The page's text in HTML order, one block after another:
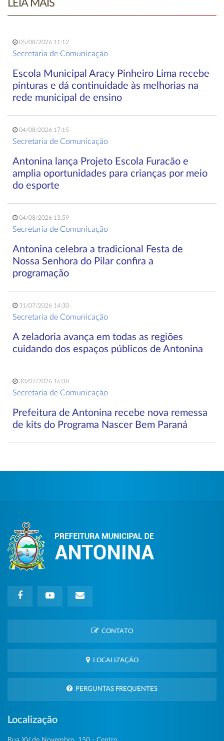
LEIA MAIS
05/08/2026 11:12
Secretaria de Comunicação
Escola Municipal Aracy Pinheiro Lima recebe
pinturas e dá continuidade às melhorias na
rede municipal de ensino
04/08/2026 17:15
Secretaria de Comunicação
Antonina lança Projeto Escola Furacão e
amplia oportunidades para crianças por meio
do esporte
04/08/2026 13:59
Secretaria de Comunicação
Antonina celebra a tradicional Festa de
Nossa Senhora do Pilar confira a
programação
31/07/2026 14:30
Secretaria de Comunicação
A zeladoria avança em todas as regiões
cuidando dos espaços públicos de Antonina
30/07/2026 16:38
Secretaria de Comunicação
Prefeitura de Antonina recebe nova remessa
de kits do Programa Nascer Bem Paraná
CONTATO
LOCALIZAÇÃO
PERGUNTAS FREQUENTES
Localização